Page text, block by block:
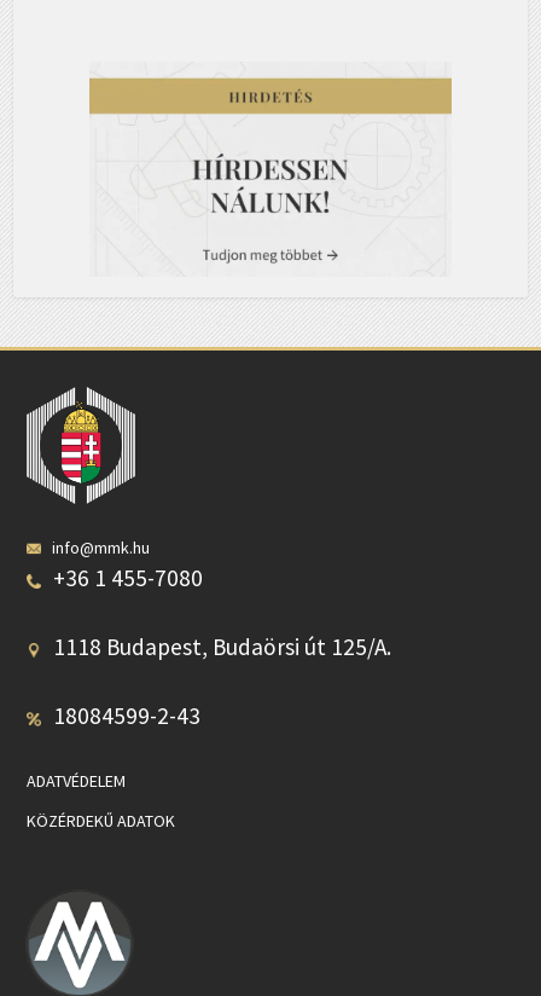
info@mmk.hu
+36 1 455-7080
1118 Budapest, Budaörsi út 125/A.
18084599-2-43
ADATVÉDELEM
KÖZÉRDEKŰ ADATOK